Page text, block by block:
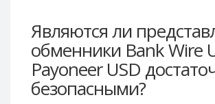
Являются ли
обменники Bank Wire
Payoneer USD
безопасными?
PaySera EUR
PaySera PLN
AliPay CNY
UnionPay CNY
AliPay